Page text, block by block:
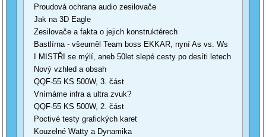
Proudová ochrana audio zesilovače
Jak na 3D Eagle
Zesilovače a fakta o jejich konstruktérech
Bastlírna - všeuměl Team boss EKKAR, nyní As vs. Ws
I MISTŘI se mýlí, aneb 50let slepé cesty po desíti letech
Nový vzhled a obsah
QQF-55 KS 500W, 3. část
Vnímáme infra a ultra zvuk?
QQF-55 KS 500W, 2. část
Poctivé testy grafických karet
Kouzelné Watty a Dynamika